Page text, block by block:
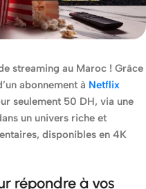
streaming au Maroc ! Grâce
abonnement à Netflix
seulement 50 DH, via une
un univers riche et
disponibles en 4K
répondre à vos